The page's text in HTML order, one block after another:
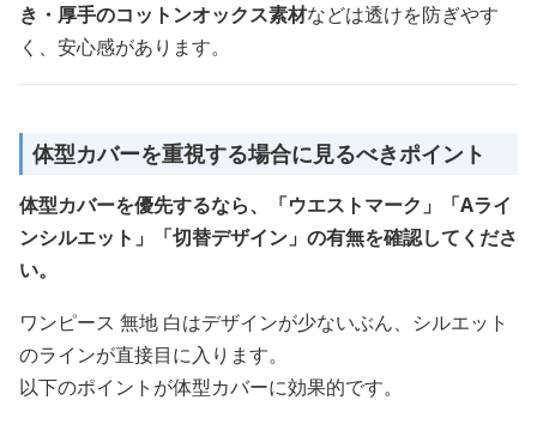
き・厚手のコットンオックス素材などは透けを防ぎやす
く、安心感があります。
体型カバーを重視する場合に見るべきポイント
体型カバーを優先するなら、「ウエストマーク」「Aライ
ンシルエット」「切替デザイン」の有無を確認してくださ
い。
ワンピース 無地 白はデザインが少ないぶん、シルエット
のラインが直接目に入ります。
以下のポイントが体型カバーに効果的です。